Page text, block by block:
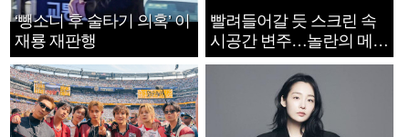
‘뺑소니 후 술타기 의혹’ 이
재룡 재판행
빨려들어갈 듯 스크린 속
시공간 변주…놀란의 메시
지는 ‘전쟁 속죄’